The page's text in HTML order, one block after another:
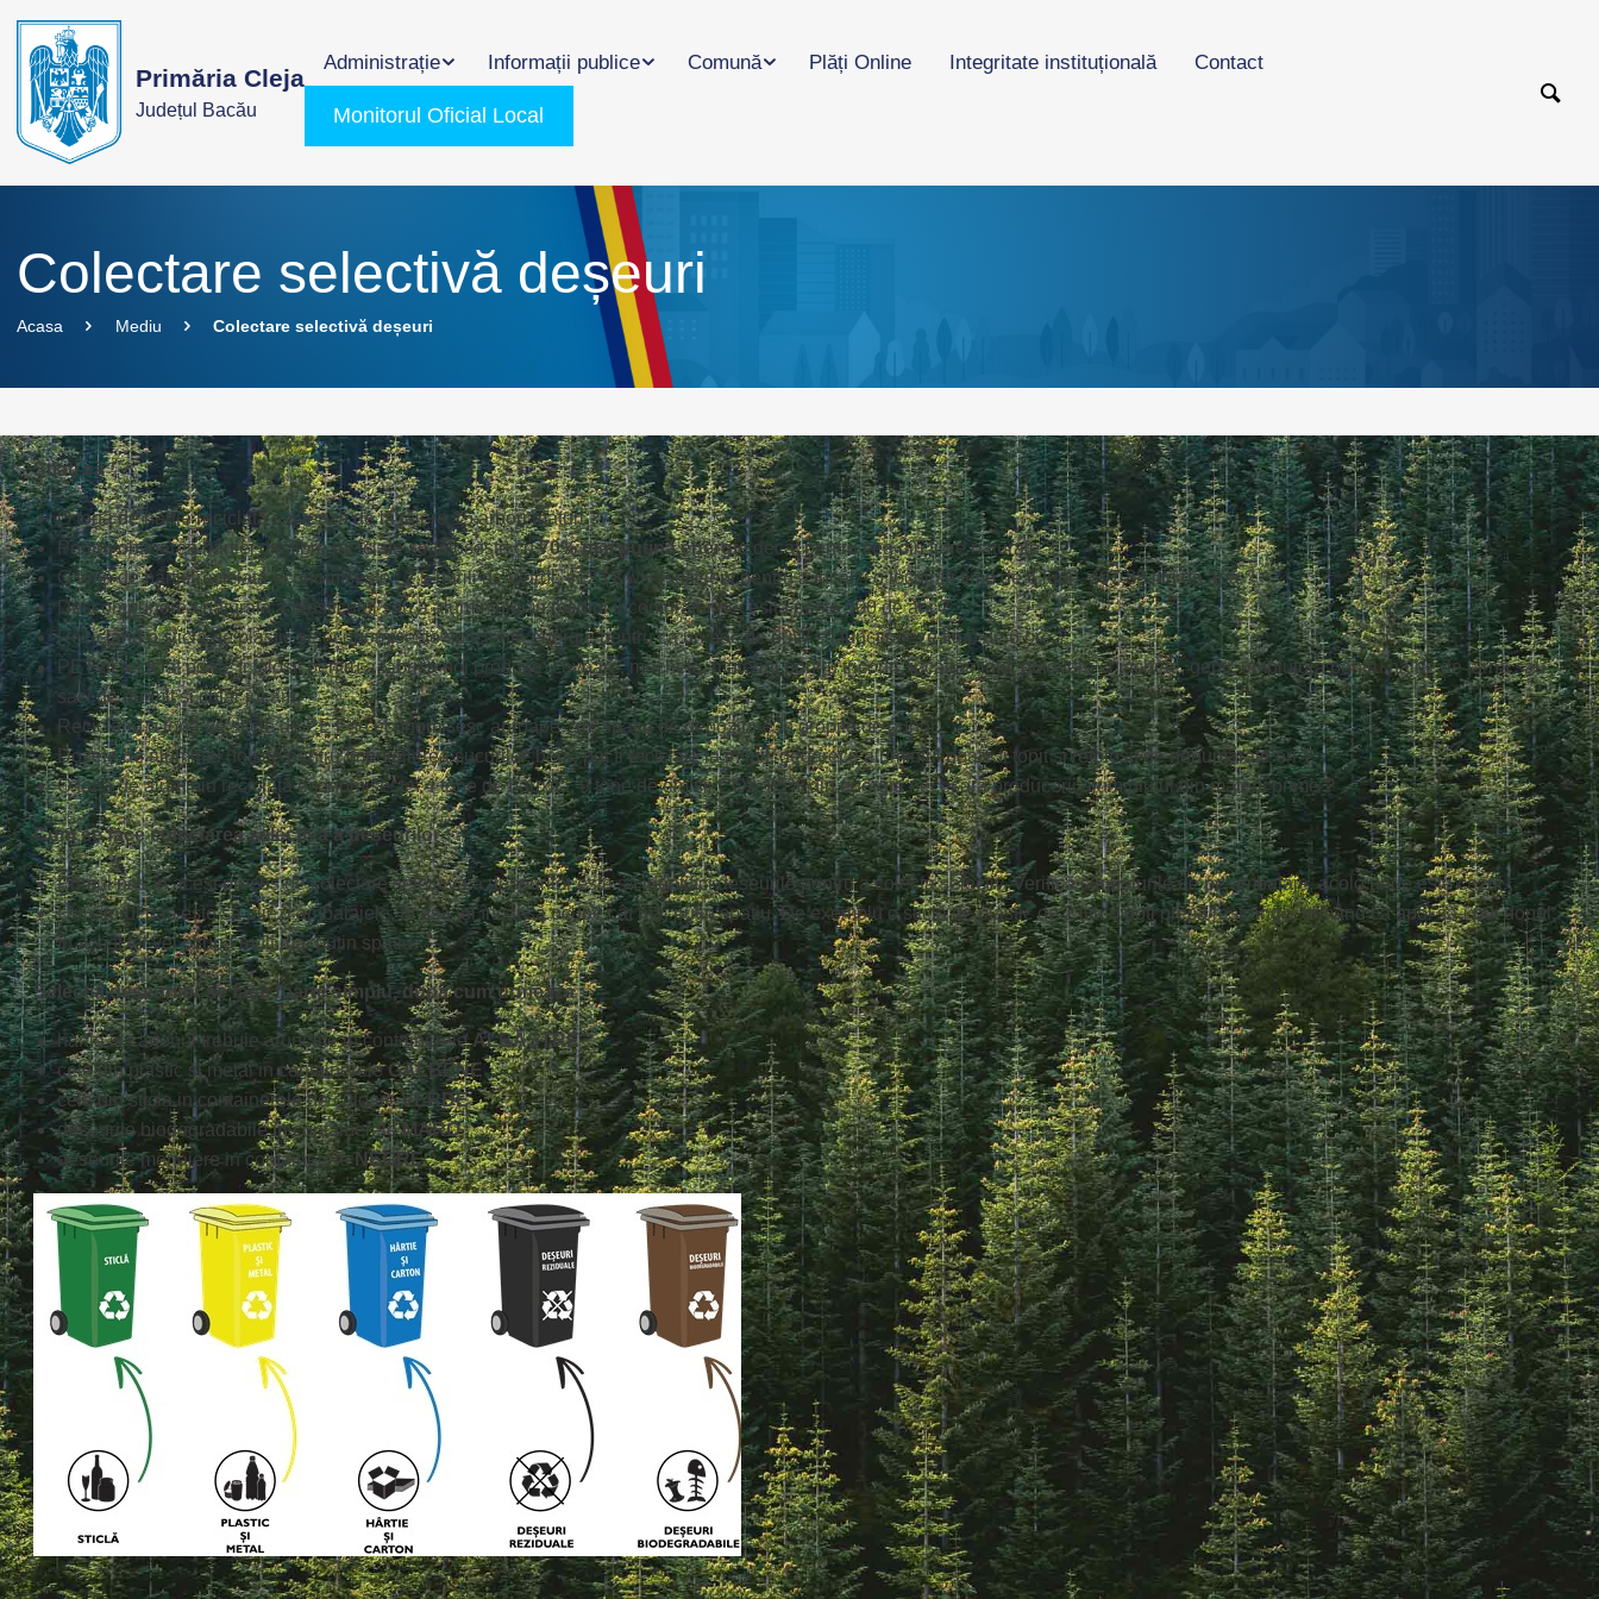
Primăria Cleja
Județul Bacău
Administrație Informații publice Comună Plăți Online Integritate instituțională Contact
Monitorul Oficial Local
Colectare selectivă deșeuri
Acasa Mediu Colectare selectivă deșeuri
Știați că :
O tonă de hârtie reciclată salvează de la tăiere 15 arbori maturi ?
Pentru obținerea hârtiei din fibre reciclate se folosește cu70% mai puțină energiedecât pentru cea din fibre naturale ?
O tonă de hârtie reciclată economisește : 2,5 barili de petrol; 4123 KwH (suficient pentru a încălzi o locuință timp de 6 luni), 497,88 litri de apă ?
Descompunerea naturală a plasticului sau a aluminiului în mediul înconjurător necesită peste 500 de ani ?
Reciclând o sticlă de plastic se economisește suficientă energie pentru ca un bec de 60W să funcționeze timp de 6 ore ?
PET-ul reciclat poate fi folosit pentru a fabrica noi produse: covoare, mochete, material pentru tricouri, încălțăminte, pulovere și jachete, genți, umplutură pentru haine de iarnă sau
saci de dormit și chiar jucării.
Reciclănd o tonă de sticle de PET se economisesc aproape 7m³ spațiu de depozitare în gropile de gunoi.
Dozele de aluminiu (folsite pentru îmbutelierea sucurilor, berii) pot fi reciclate la infinit, deoarece aluminiul poate fi topit și refolosit de nenumărate ori ?
O tonă de aluminiu reciclată economisește: 4 tone de bauxită, 9 tone de emisii CO2, 95% din energia necesară producerii aluminiului din materii prime ?
Cum se face colectarea selectivă a deșeurilor :
Primul pas în acest proces de colectare selectivă a deșeurilor este să identifici deșeurile pentru a colecta selectiv. Verifică simbolurile de pe ambalaje, acolo unde este cazul.
Următorul pas este să pliezi ambalajele, în așa fel încât să ocupe cât mai puțin spațiu. De exemplu o sticlă de plastic de 2 litri o poți presa/restrânge, urmând ca apoi să-i pui dopul,
în acest fel vei ocupa mult mai puțin spațiu.
Selecția deșeurilor se face foarte simplu, după cum urmează :
hartia si cartonul trebuie aruncate in containereleALBASTRE
cele din plastic si metal in containereleGALBENE
cele din sticla in containerele de culoareVERDE
deseurile biodegradabile in containereleMARO
deseurile menajere in containereleNEGRE